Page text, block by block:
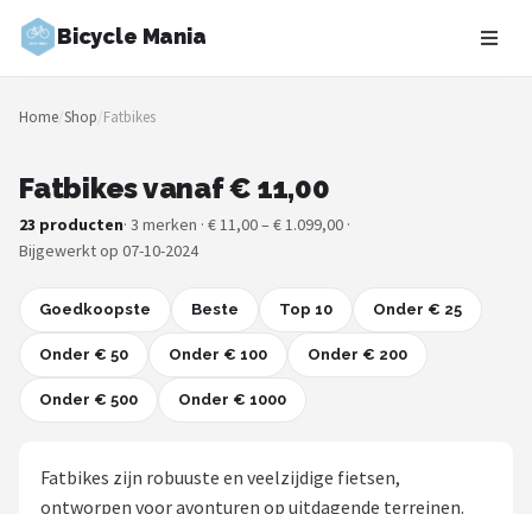
Bicycle Mania
Zoeken
NAVIGATIE
Merken
Blog
Fietsroutes
Kinderfietsen
Home/Shop/Fatbikes
Fatbikes vanaf € 11,00
23 producten· 3 merken · € 11,00 – € 1.099,00 ·
Bijgewerkt op 07-10-2024
Goedkoopste Beste Top 10 Onder € 25
Onder € 50 Onder € 100 Onder € 200
Onder € 500 Onder € 1000
Fatbikes zijn robuuste en veelzijdige fietsen,
ontworpen voor avonturen op uitdagende terreinen.